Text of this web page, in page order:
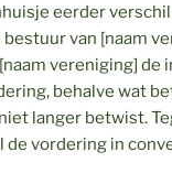
eerder
van [naam
vereniging] de
behalve wat
langer betwist.
de vordering in